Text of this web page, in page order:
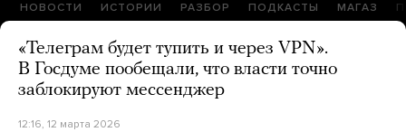
НОВОСТИ ИСТОРИИ РАЗБОР ПОДКАСТЫ МАГАЗ
«Телеграм будет тупить и через VPN».
В Госдуме пообещали, что власти точно
заблокируют мессенджер
12:16, 12 марта 2026